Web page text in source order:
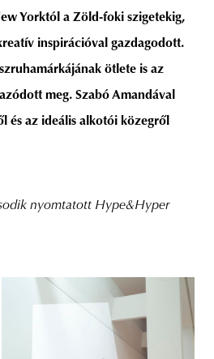
Yorktól a Zöld-foki szigetekig,
inspirációval gazdagodott.
ötlete is az
meg. Szabó Amandával
és az ideális alkotói közegről
nyomtatott Hype&Hyper